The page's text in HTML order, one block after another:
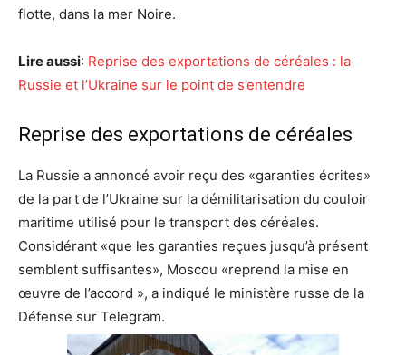
flotte, dans la mer Noire.
Lire aussi: Reprise des exportations de céréales : la
Russie et l’Ukraine sur le point de s’entendre
Reprise des exportations de céréales
La Russie a annoncé avoir reçu des «garanties écrites»
de la part de l’Ukraine sur la démilitarisation du couloir
maritime utilisé pour le transport des céréales.
Considérant «que les garanties reçues jusqu’à présent
semblent suffisantes», Moscou «reprend la mise en
œuvre de l’accord », a indiqué le ministère russe de la
Défense sur Telegram.